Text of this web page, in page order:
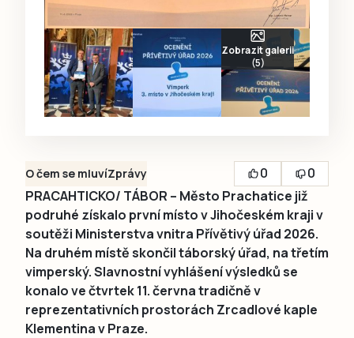
Zobrazit galerii
(5)
O čem se mluvíZprávy 0
0
PRACAHTICKO/ TÁBOR – Město Prachatice již
podruhé získalo první místo v Jihočeském kraji v
soutěži Ministerstva vnitra Přívětivý úřad 2026.
Na druhém místě skončil táborský úřad, na třetím
vimperský. Slavnostní vyhlášení výsledků se
konalo ve čtvrtek 11. června tradičně v
reprezentativních prostorách Zrcadlové kaple
Klementina v Praze.